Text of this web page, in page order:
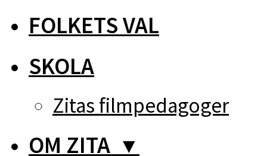
FOLKETS VAL
SKOLA
Zitas filmpedagoger
OM ZITA ▼